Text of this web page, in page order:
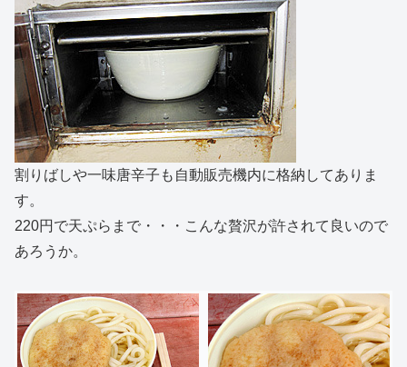
割りばしや一味唐辛子も自動販売機内に格納してありま
す。
220円で天ぷらまで・・・こんな贅沢が許されて良いので
あろうか。